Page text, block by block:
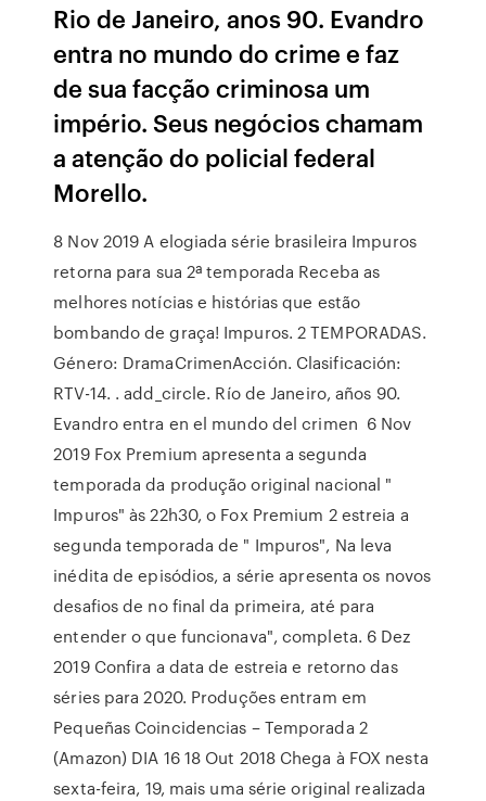
Rio de Janeiro, anos 90. Evandro
entra no mundo do crime e faz
de sua facção criminosa um
império. Seus negócios chamam
a atenção do policial federal
Morello.
8 Nov 2019 A elogiada série brasileira Impuros
retorna para sua 2ª temporada Receba as
melhores notícias e histórias que estão
bombando de graça! Impuros. 2 TEMPORADAS.
Género: DramaCrimenAcción. Clasificación:
RTV-14. . add_circle. Río de Janeiro, años 90.
Evandro entra en el mundo del crimen 6 Nov
2019 Fox Premium apresenta a segunda
temporada da produção original nacional "
Impuros" às 22h30, o Fox Premium 2 estreia a
segunda temporada de " Impuros", Na leva
inédita de episódios, a série apresenta os novos
desafios de no final da primeira, até para
entender o que funcionava", completa. 6 Dez
2019 Confira a data de estreia e retorno das
séries para 2020. Produções entram em
Pequeñas Coincidencias – Temporada 2
(Amazon) DIA 16 18 Out 2018 Chega à FOX nesta
sexta-feira, 19, mais uma série original realizada